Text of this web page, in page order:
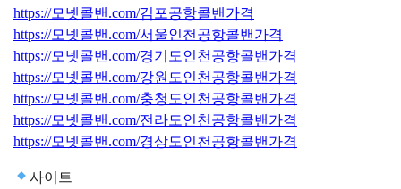
https://모넷콜밴.com/김포공항콜밴가격
https://모넷콜밴.com/서울인천공항콜밴가격
https://모넷콜밴.com/경기도인천공항콜밴가격
https://모넷콜밴.com/강원도인천공항콜밴가격
https://모넷콜밴.com/충청도인천공항콜밴가격
https://모넷콜밴.com/전라도인천공항콜밴가격
https://모넷콜밴.com/경상도인천공항콜밴가격
사이트